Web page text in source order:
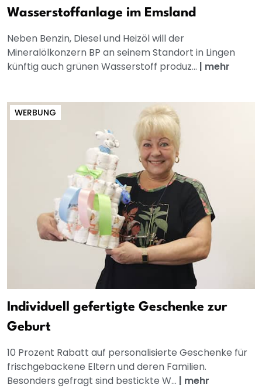
Wasserstoffanlage im Emsland
Neben Benzin, Diesel und Heizöl will der
Mineralölkonzern BP an seinem Standort in Lingen
künftig auch grünen Wasserstoff produz... | mehr
WERBUNG
Individuell gefertigte Geschenke zur
Geburt
10 Prozent Rabatt auf personalisierte Geschenke für
frischgebackene Eltern und deren Familien.
Besonders gefragt sind bestickte W... | mehr